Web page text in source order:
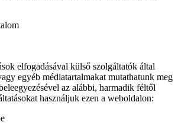
elfogadásával külső szolgáltatók által
egyéb médiatartalmakat mutathatunk meg
az alábbi, harmadik féltől
használjuk ezen a weboldalon: